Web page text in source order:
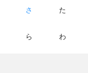
さ た
ら わ